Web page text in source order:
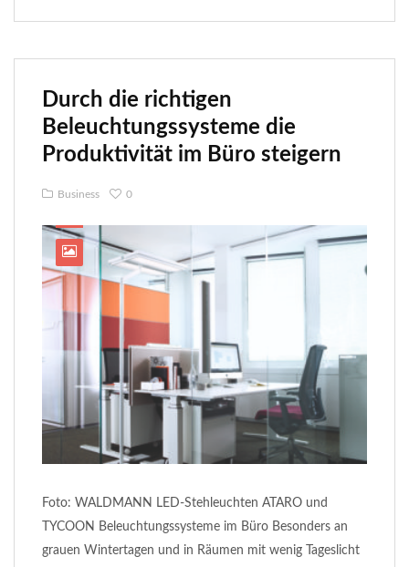
Durch die richtigen
Beleuchtungssysteme die
Produktivität im Büro steigern
Business 0
Foto: WALDMANN LED-Stehleuchten ATARO und
TYCOON Beleuchtungssysteme im Büro Besonders an
grauen Wintertagen und in Räumen mit wenig Tageslicht